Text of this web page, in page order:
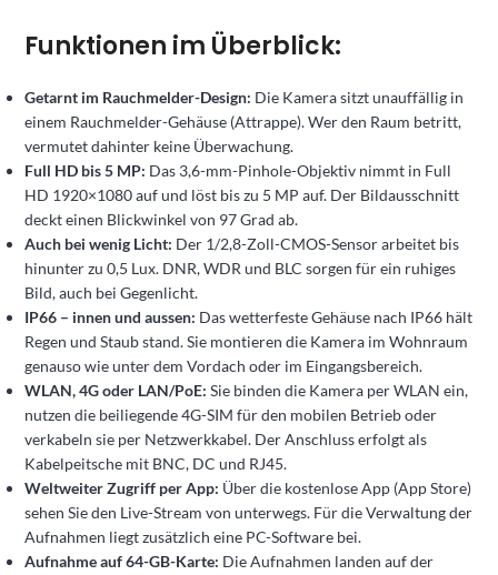
Funktionen im Überblick:
Getarnt im Rauchmelder-Design: Die Kamera sitzt unauffällig in
einem Rauchmelder-Gehäuse (Attrappe). Wer den Raum betritt,
vermutet dahinter keine Überwachung.
Full HD bis 5 MP: Das 3,6-mm-Pinhole-Objektiv nimmt in Full
HD 1920×1080 auf und löst bis zu 5 MP auf. Der Bildausschnitt
deckt einen Blickwinkel von 97 Grad ab.
Auch bei wenig Licht: Der 1/2,8-Zoll-CMOS-Sensor arbeitet bis
hinunter zu 0,5 Lux. DNR, WDR und BLC sorgen für ein ruhiges
Bild, auch bei Gegenlicht.
IP66 – innen und aussen: Das wetterfeste Gehäuse nach IP66 hält
Regen und Staub stand. Sie montieren die Kamera im Wohnraum
genauso wie unter dem Vordach oder im Eingangsbereich.
WLAN, 4G oder LAN/PoE: Sie binden die Kamera per WLAN ein,
nutzen die beiliegende 4G-SIM für den mobilen Betrieb oder
verkabeln sie per Netzwerkkabel. Der Anschluss erfolgt als
Kabelpeitsche mit BNC, DC und RJ45.
Weltweiter Zugriff per App: Über die kostenlose App (App Store)
sehen Sie den Live-Stream von unterwegs. Für die Verwaltung der
Aufnahmen liegt zusätzlich eine PC-Software bei.
Aufnahme auf 64-GB-Karte: Die Aufnahmen landen auf der